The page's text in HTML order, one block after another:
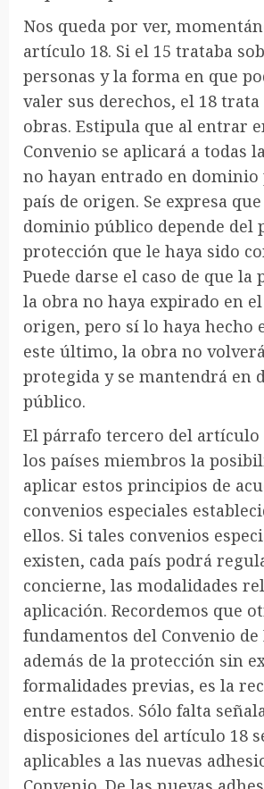
Nos queda por ver,
artículo 18. Si el 15 trataba
personas y la forma en que
valer sus derechos, el 18 trata
obras. Estipula que al entrar
Convenio se aplicará a todas
no hayan entrado en dominio
país de origen. Se expresa
dominio público depende del
protección que le haya sido
Puede darse el caso de que la
la obra no haya expirado en
origen, pero sí lo haya hecho
este último, la obra no
protegida y se mantendrá en
público.
El párrafo tercero del artículo
los países miembros la
aplicar estos principios de
convenios especiales
ellos. Si tales convenios
existen, cada país podrá
concierne, las modalidades
aplicación. Recordemos que
fundamentos del Convenio de
además de la protección sin
formalidades previas, es la
entre estados. Sólo falta
disposiciones del artículo 18
aplicables a las nuevas